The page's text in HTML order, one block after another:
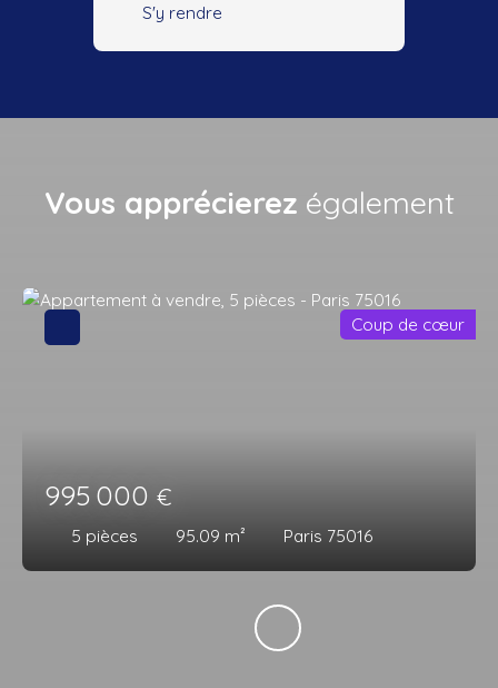
S'y rendre
Vous apprécierez également
995 000 €
5 pièces 95.09 m² Paris 75016
Coup de cœur